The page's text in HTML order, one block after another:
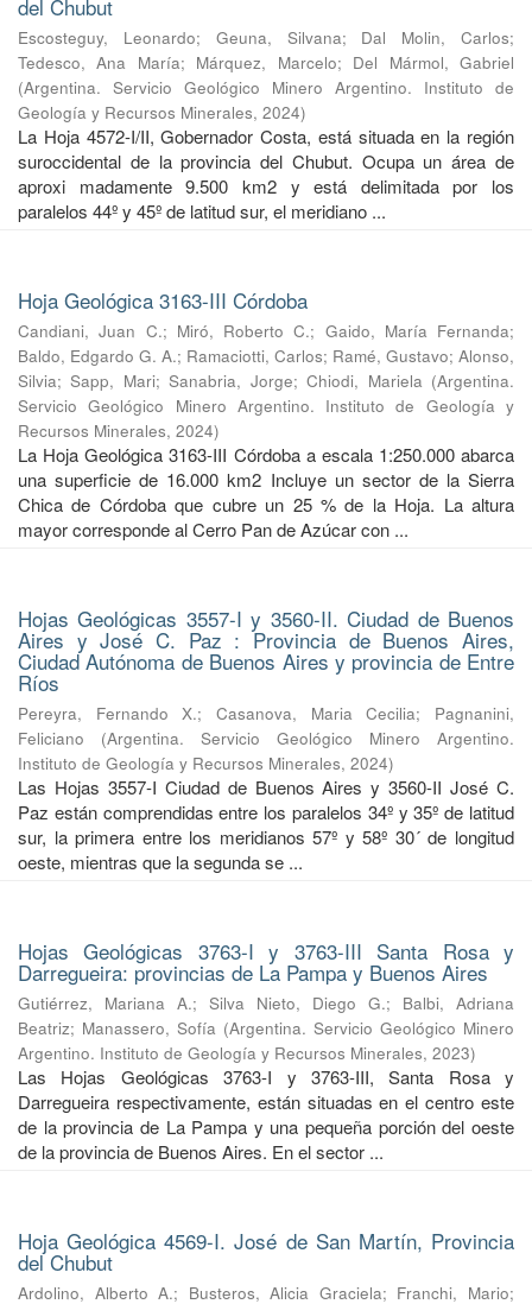
del Chubut
Escosteguy, Leonardo; Geuna, Silvana; Dal Molin, Carlos;
Tedesco, Ana María; Márquez, Marcelo; Del Mármol, Gabriel
(Argentina. Servicio Geológico Minero Argentino. Instituto de
Geología y Recursos Minerales, 2024)
La Hoja 4572-I/II, Gobernador Costa, está situada en la región
suroccidental de la provincia del Chubut. Ocupa un área de
aproxi madamente 9.500 km2 y está delimitada por los
paralelos 44º y 45º de latitud sur, el meridiano ...
Hoja Geológica 3163-III Córdoba
Candiani, Juan C.; Miró, Roberto C.; Gaido, María Fernanda;
Baldo, Edgardo G. A.; Ramaciotti, Carlos; Ramé, Gustavo; Alonso,
Silvia;Sapp, Mari;Sanabria, Jorge;Chiodi, Mariela (Argentina.
Servicio Geológico Minero Argentino. Instituto de Geología y
Recursos Minerales, 2024)
La Hoja Geológica 3163-III Córdoba a escala 1:250.000 abarca
una superficie de 16.000 km2 Incluye un sector de la Sierra
Chica de Córdoba que cubre un 25 % de la Hoja. La altura
mayor corresponde al Cerro Pan de Azúcar con ...
Hojas Geológicas 3557-I y 3560-II. Ciudad de Buenos
Aires y José C. Paz : Provincia de Buenos Aires,
Ciudad Autónoma de Buenos Aires y provincia de Entre
Ríos
Pereyra, Fernando X.;Casanova, Maria Cecilia; Pagnanini,
Feliciano
(Argentina. Servicio Geológico Minero Argentino.
Instituto de Geología y Recursos Minerales, 2024)
Las Hojas 3557-I Ciudad de Buenos Aires y 3560-II José C.
Paz están comprendidas entre los paralelos 34º y 35º de latitud
sur, la primera entre los meridianos 57º y 58º 30´ de longitud
oeste, mientras que la segunda se ...
Hojas Geológicas 3763-I y 3763-III Santa Rosa y
Darregueira: provincias de La Pampa y Buenos Aires
Gutiérrez, Mariana A.; Silva Nieto, Diego G.; Balbi, Adriana
Beatriz; Manassero, Sofía (Argentina. Servicio Geológico Minero
Argentino. Instituto de Geología y Recursos Minerales, 2023)
Las Hojas Geológicas 3763-I y 3763-III, Santa Rosa y
Darregueira respectivamente, están situadas en el centro este
de la provincia de La Pampa y una pequeña porción del oeste
de la provincia de Buenos Aires. En el sector ...
Hoja Geológica 4569-I. José de San Martín, Provincia
del Chubut
Ardolino, Alberto A.; Busteros, Alicia Graciela; Franchi, Mario;